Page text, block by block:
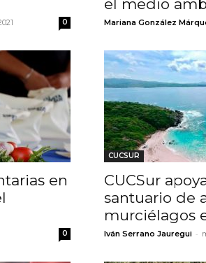
0
el medio
Mariana González
en
0
CUCSUR
CUCSur
santuario de
murciélagos
Iván Serrano Jauregui -